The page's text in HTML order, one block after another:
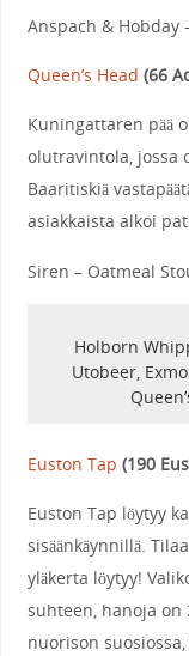
Anspach & Hobday
Queen’s Head (66
Kuningattaren pää
olutravintola, jossa
Baaritiskiä
asiakkaista alkoi
Siren – Oatmeal
Holborn
Utobeer,
Euston Tap (190
Euston Tap löytyy
sisäänkäynnillä.
yläkerta löytyy!
suhteen, hanoja on
nuorison